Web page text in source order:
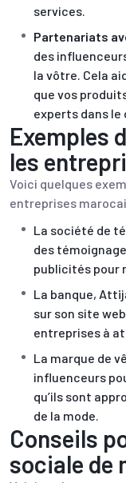
services.
Partenariats
des
la vôtre. Cela
que vos
experts dans le
Exemples
les
Voici quelques
entreprises
La société de
des
publicités pour
La banque,
sur son site
entreprises à
La marque de
influenceurs
qu’ils sont
de la mode.
Conseils
sociale de